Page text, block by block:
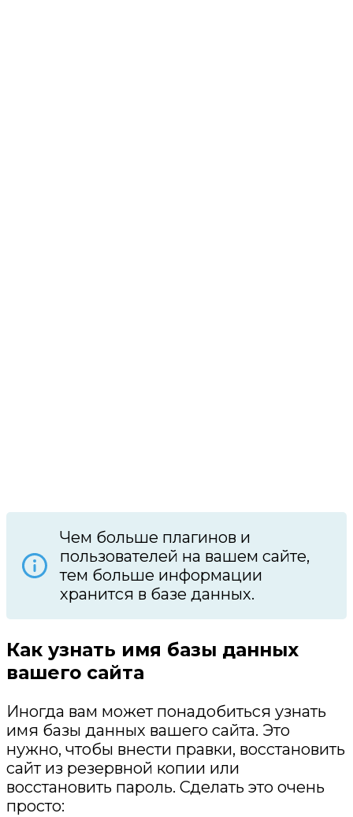
Чем больше плагинов и
пользователей на вашем сайте,
тем больше информации
хранится в базе данных.
Как узнать имя базы данных
вашего сайта
Иногда вам может понадобиться узнать
имя базы данных вашего сайта. Это
нужно, чтобы внести правки, восстановить
сайт из резервной копии или
восстановить пароль. Сделать это очень
просто: